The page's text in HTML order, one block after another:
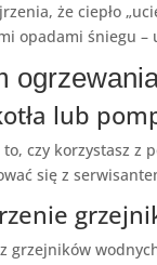
że ciepło
opadami śniegu –
lub
czy korzystasz z
się z
z grzejników